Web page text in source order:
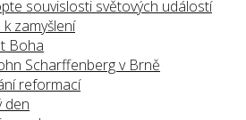
souvislosti světových událostí
k zamyšlení
Boha
Scharffenberg v Brně
reformací
den